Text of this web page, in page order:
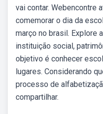
vai contar. Webencontre
comemorar o dia da
março no brasil. Explore
instituição social,
objetivo é conhecer
lugares. Considerando
processo de
compartilhar.